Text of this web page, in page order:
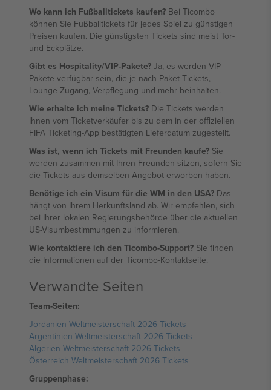
Wo kann ich Fußballtickets kaufen? Bei Ticombo
können Sie Fußballtickets für jedes Spiel zu günstigen
Preisen kaufen. Die günstigsten Tickets sind meist Tor-
und Eckplätze.
Gibt es Hospitality/VIP-Pakete? Ja, es werden VIP-
Pakete verfügbar sein, die je nach Paket Tickets,
Lounge-Zugang, Verpflegung und mehr beinhalten.
Wie erhalte ich meine Tickets? Die Tickets werden
Ihnen vom Ticketverkäufer bis zu dem in der offiziellen
FIFA Ticketing-App bestätigten Lieferdatum zugestellt.
Was ist, wenn ich Tickets mit Freunden kaufe? Sie
werden zusammen mit Ihren Freunden sitzen, sofern Sie
die Tickets aus demselben Angebot erworben haben.
Benötige ich ein Visum für die WM in den USA? Das
hängt von Ihrem Herkunftsland ab. Wir empfehlen, sich
bei Ihrer lokalen Regierungsbehörde über die aktuellen
US-Visumbestimmungen zu informieren.
Wie kontaktiere ich den Ticombo-Support? Sie finden
die Informationen auf der Ticombo-Kontaktseite.
Verwandte Seiten
Team-Seiten:
Jordanien Weltmeisterschaft 2026 Tickets
Argentinien Weltmeisterschaft 2026 Tickets
Algerien Weltmeisterschaft 2026 Tickets
Österreich Weltmeisterschaft 2026 Tickets
Gruppenphase: